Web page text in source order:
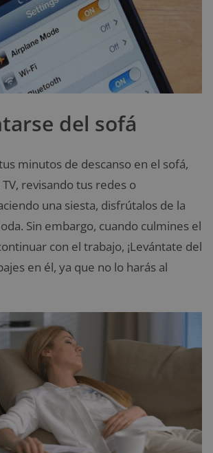
del sofá
minutos de descanso en el sofá,
revisando tus redes o
una siesta, disfrútalos de la
Sin embargo, cuando culmines el
con el trabajo, ¡Levántate del
en él, ya que no lo harás al